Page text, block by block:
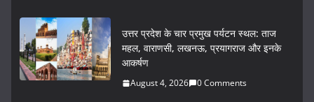
c
e
b
itt
er
ai
l
ar
e
उत्तर प्रदेश के चार प्रमुख पर्यटन स्थल: ताज
महल, वाराणसी, लखनऊ, प्रयागराज और इनके
आकर्षण
August 4, 2026 0 Comments